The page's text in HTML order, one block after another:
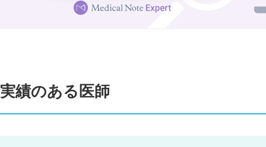
実績のある医師